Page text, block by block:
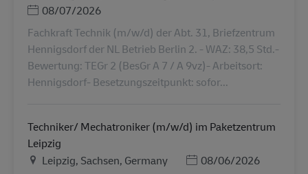
Posted Date
08/07/2026
Fachkraft Technik (m/w/d) der Abt. 31, Briefzentrum
Hennigsdorf der NL Betrieb Berlin 2. - WAZ: 38,5 Std.-
Bewertung: TEGr 2 (BesGr A 7 / A 9vz)- Arbeitsort:
Hennigsdorf- Besetzungszeitpunkt: sofor...
Techniker/ Mechatroniker (m/w/d) im Paketzentrum
Leipzig
Helyszín
Leipzig, Sachsen, Germany Posted Date
08/06/2026